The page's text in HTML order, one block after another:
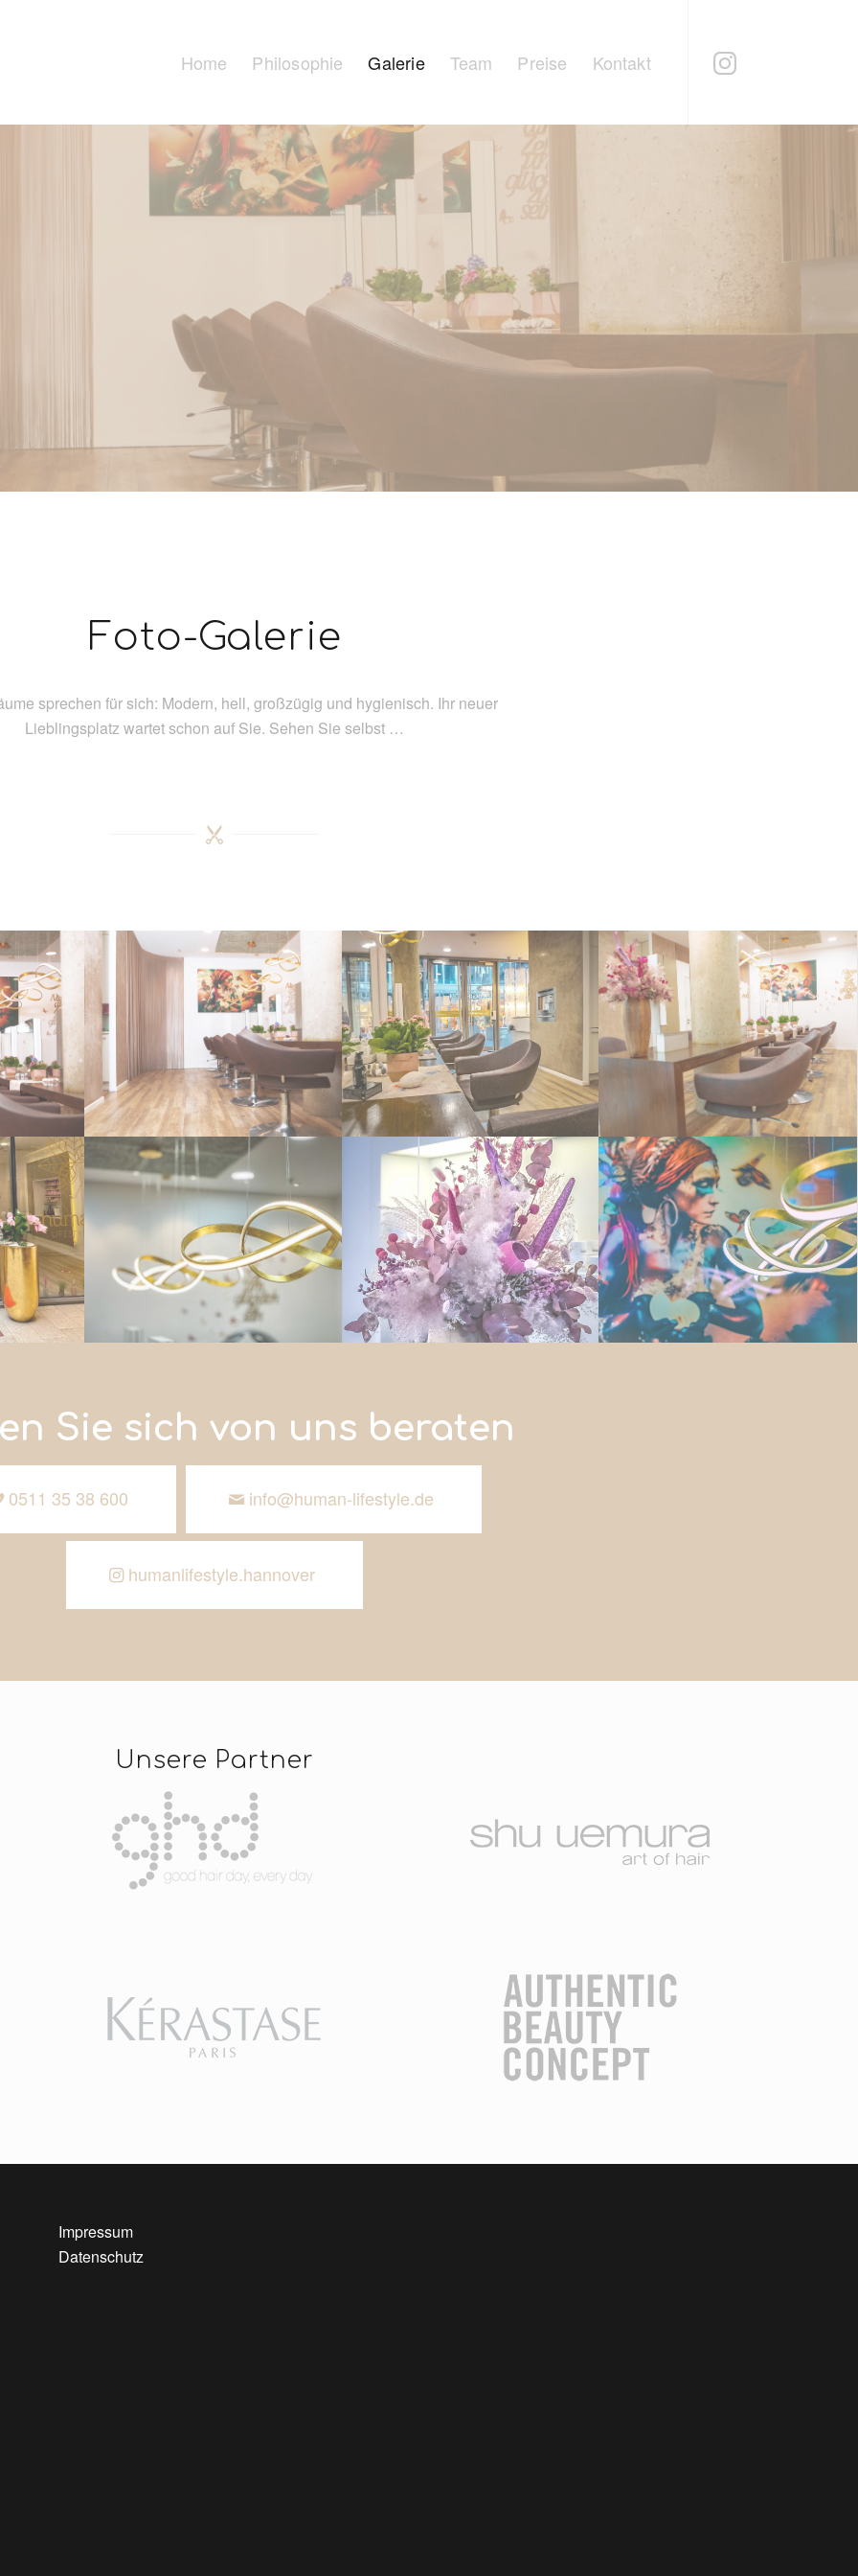
Home Philosophie Galerie Team Preise Kontakt
Foto-Galerie
sprechen für sich: Modern, hell, großzügig und hygienisch. Ihr neuer
Lieblingsplatz wartet schon auf Sie. Sehen Sie selbst …
Sie sich von uns beraten
0511 35 38 600 info@human-lifestyle.de
humanlifestyle.hannover
Unsere Partner
Impressum
Datenschutz